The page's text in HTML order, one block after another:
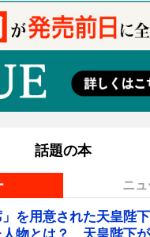
話題の本
ニュ
を用意された天皇陛下